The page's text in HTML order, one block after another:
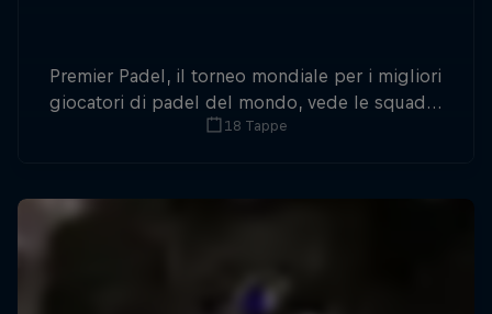
Premier Padel, il torneo mondiale per i migliori
giocatori di padel del mondo, vede le squadre
che occupano i vertici del ranking mondiale
18 Tappe